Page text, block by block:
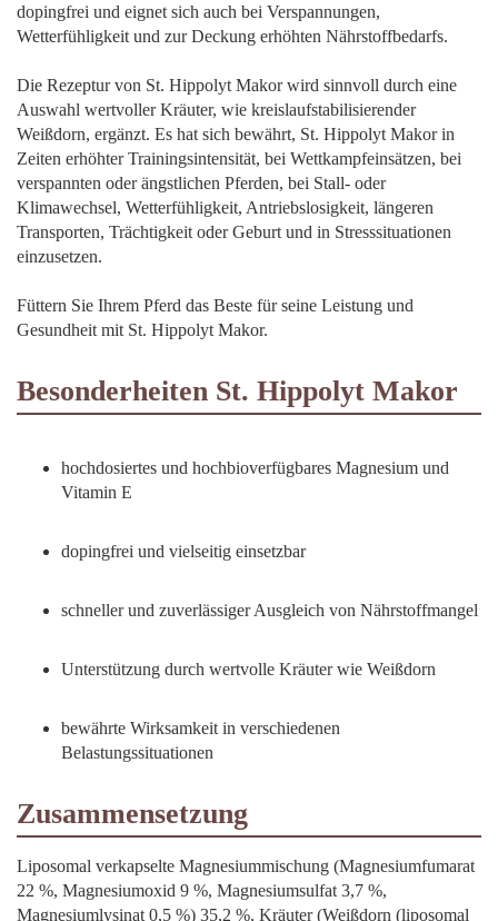
dopingfrei und eignet sich auch bei Verspannungen,
Wetterfühligkeit und zur Deckung erhöhten Nährstoffbedarfs.
Die Rezeptur von St. Hippolyt Makor wird sinnvoll durch eine
Auswahl wertvoller Kräuter, wie kreislaufstabilisierender
Weißdorn, ergänzt. Es hat sich bewährt, St. Hippolyt Makor in
Zeiten erhöhter Trainingsintensität, bei Wettkampfeinsätzen, bei
verspannten oder ängstlichen Pferden, bei Stall- oder
Klimawechsel, Wetterfühligkeit, Antriebslosigkeit, längeren
Transporten, Trächtigkeit oder Geburt und in Stresssituationen
einzusetzen.
Füttern Sie Ihrem Pferd das Beste für seine Leistung und
Gesundheit mit St. Hippolyt Makor.
Besonderheiten St. Hippolyt Makor
hochdosiertes und hochbioverfügbares Magnesium und
Vitamin E
dopingfrei und vielseitig einsetzbar
schneller und zuverlässiger Ausgleich von Nährstoffmangel
Unterstützung durch wertvolle Kräuter wie Weißdorn
bewährte Wirksamkeit in verschiedenen
Belastungssituationen
Zusammensetzung
Liposomal verkapselte Magnesiummischung (Magnesiumfumarat
22 %, Magnesiumoxid 9 %, Magnesiumsulfat 3,7 %,
Magnesiumlysinat 0,5 %) 35,2 %, Kräuter (Weißdorn (liposomal